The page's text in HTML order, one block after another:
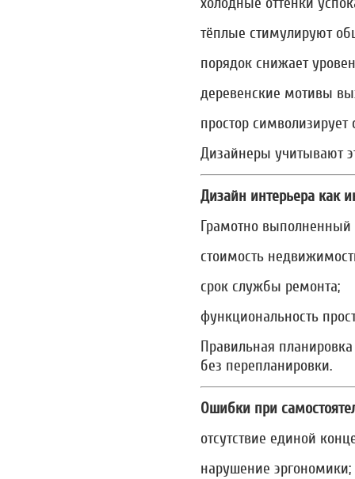
тёплые стимулируют
порядок снижает
деревенские мотивы
простор символизирует
Дизайнеры учитывают
Дизайн интерьера как
Грамотно
стоимость
срок службы ремонта;
функциональность
Правильная
без перепланировки.
Ошибки при
отсутствие единой
нарушение эргономики;